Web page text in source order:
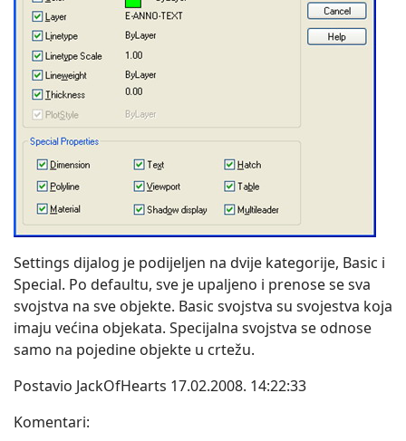
Settings dijalog je podijeljen na dvije kategorije, Basic i
Special. Po defaultu, sve je upaljeno i prenose se sva
svojstva na sve objekte. Basic svojstva su svojestva koja
imaju većina objekata. Specijalna svojstva se odnose
samo na pojedine objekte u crtežu.
Postavio JackOfHearts 17.02.2008. 14:22:33
Komentari: